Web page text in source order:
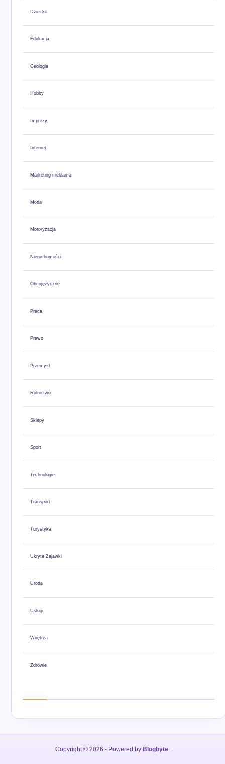
Dziecko
Edukacja
Geologia
Hobby
Imprezy
Internet
Marketing i reklama
Moda
Motoryzacja
Nieruchomości
Obcojęzyczne
Praca
Prawo
Przemysł
Rolnictwo
Sklepy
Sport
Technologie
Transport
Turystyka
Ukryte Zajawki
Uroda
Usługi
Wnętrza
Zdrowie
Copyright © 2026 - Powered by Blogbyte.